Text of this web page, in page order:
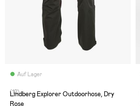
Auf Lager
(12)
Lindberg Explorer Outdoorhose, Dry
Rose